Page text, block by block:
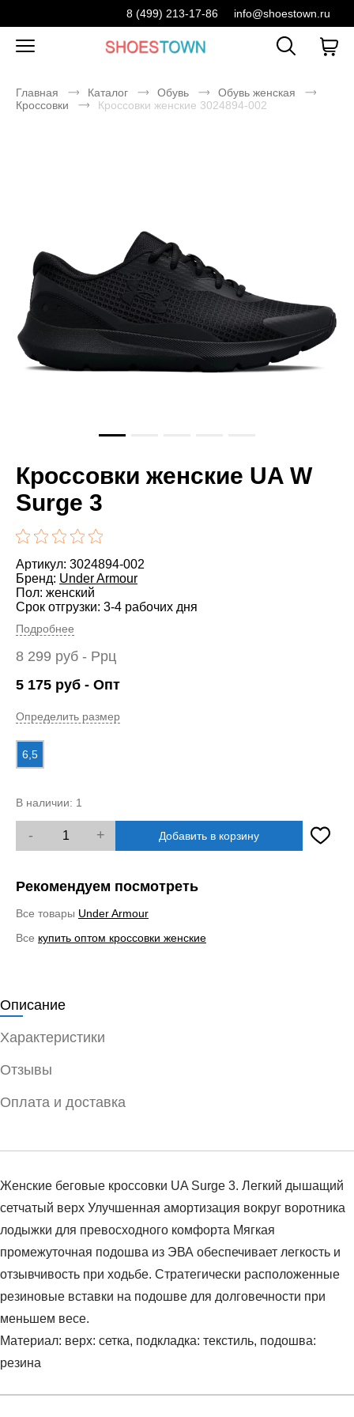
8 (499) 213-17-86 info@shoestown.ru
Главная Каталог Обувь
Обувь женская
Кроссовки
Кроссовки женские 3024894-002
Кроссовки женские UA W
Surge 3
Артикул: 3024894-002
Бренд: Under Armour
Пол: женский
Срок отгрузки: 3-4 рабочих дня
Подробнее
8 299 руб - Ррц
5 175 руб - Опт
Определить размер
6,5
В наличии: 1
- + Добавить в корзину
Рекомендуем посмотреть
Все товары Under Armour
Все купить оптом кроссовки женские
Описание
Характеристики
Отзывы
Оплата и доставка
Женские беговые кроссовки UA Surge 3. Легкий дышащий
сетчатый верх Улучшенная амортизация вокруг воротника
лодыжки для превосходного комфорта Мягкая
промежуточная подошва из ЭВА обеспечивает легкость и
отзывчивость при ходьбе. Стратегически расположенные
резиновые вставки на подошве для долговечности при
меньшем весе.
Материал: верх: сетка, подкладка: текстиль, подошва:
резина